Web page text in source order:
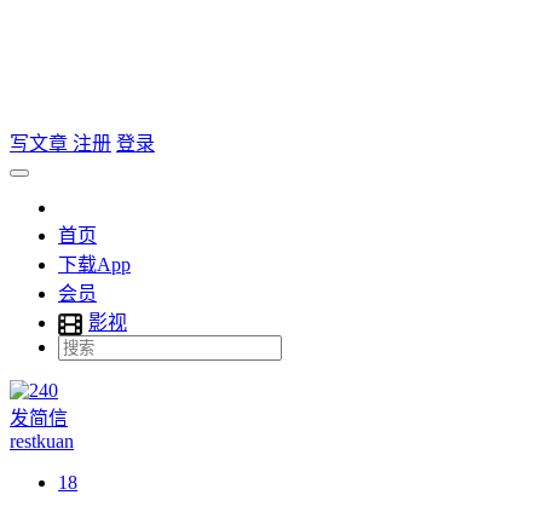
写文章 注册 登录
首页
下载App
会员
影视
发简信
restkuan
18